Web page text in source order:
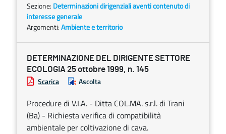
Sezione: Determinazioni dirigenziali aventi contenuto di
interesse generale
Argomenti:Ambiente e territorio
DETERMINAZIONE DEL DIRIGENTE SETTORE
ECOLOGIA 25 ottobre 1999, n. 145
Scarica Ascolta
Procedure di V.I.A. - Ditta COL.MA. s.r.l. di Trani
(Ba) - Richiesta verifica di compatibilità
ambientale per coltivazione di cava.